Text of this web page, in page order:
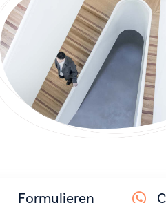
Formulieren